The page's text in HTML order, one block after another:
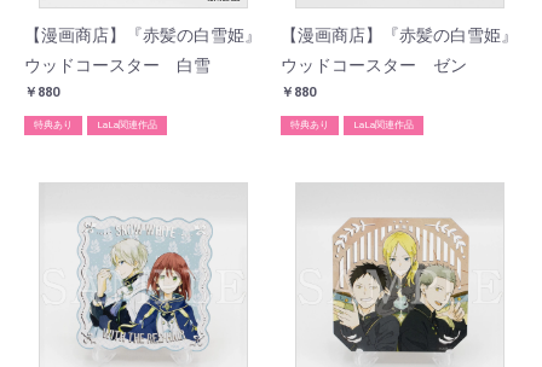
【漫画商店】『赤髪の白雪姫』
ウッドコースター 白雪
￥880
特典あり LaLa関連作品
【漫画商店】『赤髪の白雪姫』
ウッドコースター ゼン
￥880
特典あり LaLa関連作品